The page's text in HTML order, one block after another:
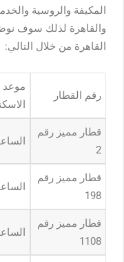
المكيفة والروسية
والقاهرة لذلك سوف
القاهرة من خلال التالي:
رقم القطار
موعد
قطار مميز رقم
2
الساعة 2:15
قطار مميز رقم
198
الساعة 3:10
قطار مميز رقم
1108
الساعة